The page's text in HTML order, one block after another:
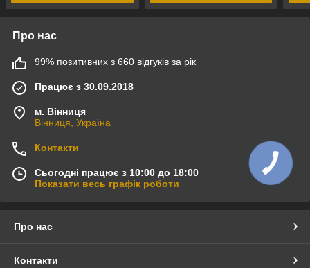
Про нас
99% позитивних з 660 відгуків за рік
Працює з 30.09.2018
м. Вінниця
Вінниця, Україна
Контакти
Сьогодні працює з 10:00 до 18:00
Показати весь графік роботи
Про нас
Контакти